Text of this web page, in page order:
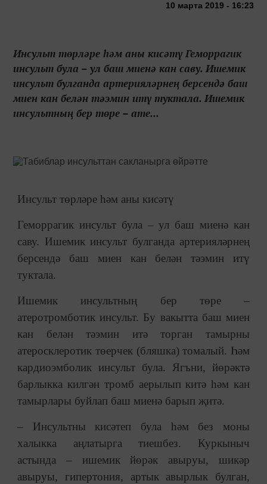
10 марта 2019 - 16:23
Инсульт төрләре һәм аны кисәтү Геморрагик
инсульт була – ул баш миенә кан саву. Ишемик
инсульт булганда артерияләрнең берсендә баш
миен кан белән тәэмин итү туктала. Ишемик
инсультның бер төре – ате...
Инсульт төрләре һәм аны кисәтү
Геморрагик инсульт була – ул баш миенә кан
саву. Ишемик инсульт булганда артерияләрнең
берсендә баш миен кан белән тәэмин итү
туктала.
Ишемик инсультның бер төре –
атеротромботик инсульт. Бу вакытта баш миен
кан белән тәэмин итә торган тамырны
атеросклеротик төерчек (бляшка) томалый. Һәм
кардиоэмболик инсульт була. Ягъни, йөрәктә
барлыкка килгән тромб аерылып китә һәм кан
тамырлары буйлап баш миенә барып җитә.
– Инсультны кисәтеп була һәм без моны
халыкка аңлатырга тиешбез. Куркыныч
астында – ишемик йөрәк авыруы, шикәр
авыруы, гипертония, артык авырлык булган,